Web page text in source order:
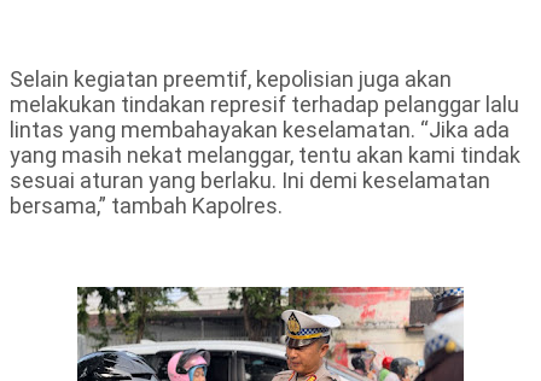
Selain kegiatan preemtif, kepolisian juga akan
melakukan tindakan represif terhadap pelanggar lalu
lintas yang membahayakan keselamatan. “Jika ada
yang masih nekat melanggar, tentu akan kami tindak
sesuai aturan yang berlaku. Ini demi keselamatan
bersama,” tambah Kapolres.